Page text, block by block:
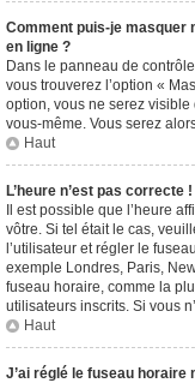
Comment puis-je masquer
en ligne ?
Dans le panneau de
vous trouverez l’option «
option, vous ne serez
vous-même. Vous serez
Haut
L’heure n’est pas correcte !
Il est possible que l’heure
vôtre. Si tel était le cas,
l’utilisateur et régler le
exemple Londres, Paris,
fuseau horaire, comme la
utilisateurs inscrits. Si vous
Haut
J’ai réglé le fuseau horaire